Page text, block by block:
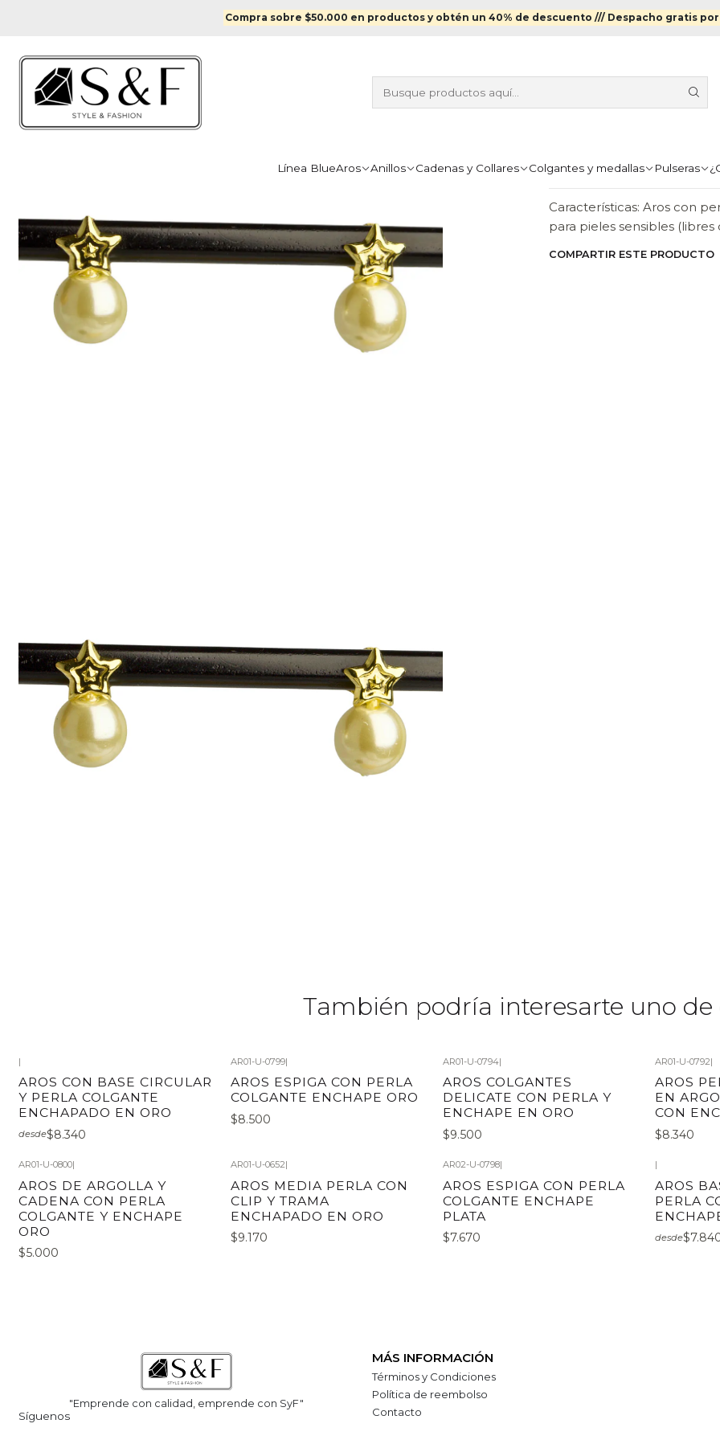
Línea BlueAros Anillos Cadenas y Collares Colgantes y medallas Pulseras
Compra sobre $50.000 en productos y obtén un 40% de descuento /// Despacho gratis
Inicio Aros Aros Enchapados en Oro Aros con base de estrella y perla
AROS CON
ENCHAPADO
DESCRIPCIÓN
Características: Aros con
para pieles sensibles (libres
COMPARTIR ESTE PRODUCTO
También podría interesarte uno de
|
AROS CON BASE CIRCULAR
Y PERLA COLGANTE
ENCHAPADO EN ORO
desde$8.340
AR01-U-0799|
AROS ESPIGA CON PERLA
COLGANTE ENCHAPE ORO
$8.500
AR01-U-0794|
AROS COLGANTES
DELICATE CON PERLA Y
ENCHAPE EN ORO
$9.500
AR01-U-0792|
AROS
EN
CON
$8.340
AR01-U-0800|
AROS DE ARGOLLA Y
CADENA CON PERLA
COLGANTE Y ENCHAPE
ORO
$5.000
AR01-U-0652|
AROS MEDIA PERLA CON
CLIP Y TRAMA
ENCHAPADO EN ORO
$9.170
AR02-U-0798|
AROS ESPIGA CON PERLA
COLGANTE ENCHAPE
PLATA
$7.670
|
AROS
PERLA
desde
"Emprende con calidad, emprende con SyF"
Síguenos
MÁS INFORMACIÓN
Términos y Condiciones
Política de reembolso
Contacto